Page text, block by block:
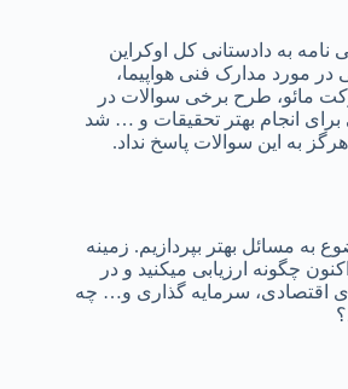
به دادستانی کل اوکراین
در مورد مدارک فنی هواپیما،
مائو، طرح برخی سوالات در
انجام بهتر تحقیقات و … شد
به این سوالات پاسخ نداد.
به مسائل بهتر بپردازیم. زمینه
چگونه ارزیابی می­کنید و در
اقتصادی، سرمایه گذاری و… چه